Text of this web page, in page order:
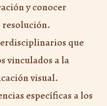
y conocer
resolución.
que
vinculados a la
visual.
específicas a los